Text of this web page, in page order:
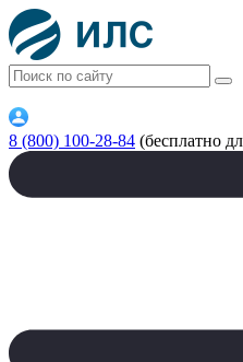
8 (800) 100-28-84 (бесплатно